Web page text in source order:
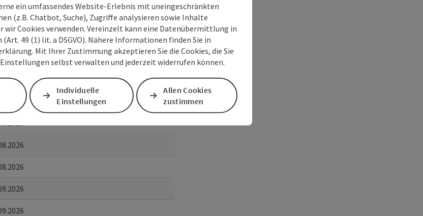
ein umfassendes Website-Erlebnis mit uneingeschränkten
(z.B. Chatbot, Suche), Zugriffe analysieren sowie Inhalte
wir Cookies verwenden. Vereinzelt kann eine Datenübermittlung in
49 (1) lit. a DSGVO). Nähere Informationen finden Sie in
Mit Ihrer Zustimmung akzeptieren Sie die Cookies, die Sie
selbst verwalten und jederzeit widerrufen können.
Individuelle
Einstellungen
Allen Cookies
zustimmen